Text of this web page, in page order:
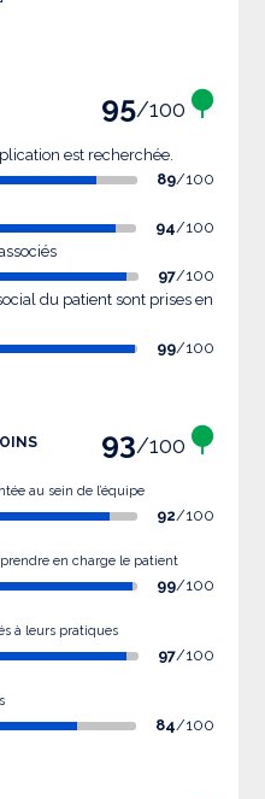
95/100
est recherchée.
89/100
94/100
97/100
du patient sont prises en
99/100
93/100
au sein de l’équipe
92/100
en charge le patient
99/100
à leurs pratiques
97/100
84/100